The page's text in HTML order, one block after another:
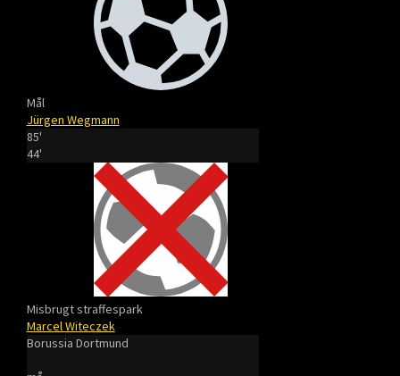
Mål
Jürgen Wegmann
85'
44'
Misbrugt straffespark
Marcel Witeczek
Borussia Dortmund